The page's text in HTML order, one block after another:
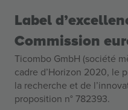
Label
Commission
Ticombo GmbH (société
cadre d’Horizon 2020, le
la recherche et de
proposition n° 782393.